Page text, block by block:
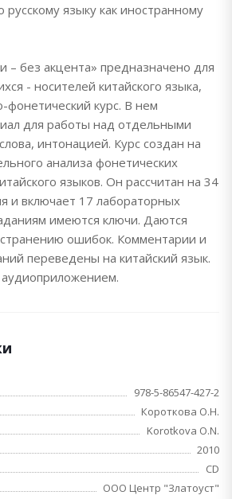
языку как иностранному
– без акцента» предназначено для
- носителей китайского языка,
курс. В нем
для работы над отдельными
интонацией. Курс создан на
анализа фонетических
языков. Он рассчитан на 34
и включает 17 лабораторных
имеются ключи. Даются
ошибок. Комментарии и
переведены на китайский язык.
978-5-86547-427-2
Короткова О.Н.
Korotkova O.N.
2010
CD
ООО Центр "Златоуст"